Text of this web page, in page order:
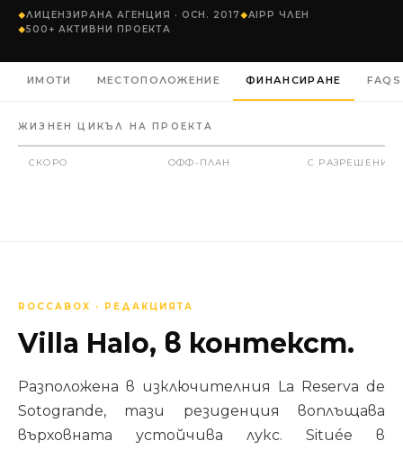
ЛИЦЕНЗИРАНА АГЕНЦИЯ · ОСН. 2017
AIPP ЧЛЕН
500+ АКТИВНИ ПРОЕКТА
ИМОТИ МЕСТОПОЛОЖЕНИЕ ФИНАНСИРАНЕ FAQS
ЖИЗНЕН ЦИКЪЛ НА ПРОЕКТА
СКОРО ОФФ-ПЛАН С РАЗРЕШЕНИЕ
ROCCABOX · РЕДАКЦИЯТА
Villa Halo, в контекст.
Разположена в изключителния La Reserva de
Sotogrande, тази резиденция воплъщава
върховната устойчива лукс. Située в